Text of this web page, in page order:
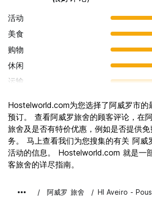
活动
美食
购物
休闲
运输
文化
夜生活
物有所值
Hostelworld.com为您选择了阿威罗市的
预订。 查看阿威罗旅舍的顾客评论，在
旅舍及是否有特价优惠，例如是否提供
务。 马上查看我们为您搜集的有关 阿威
活动的信息。 Hostelworld.com 就是一
客旅舍的详尽指南。
阿威罗 旅舍 HI Aveiro -